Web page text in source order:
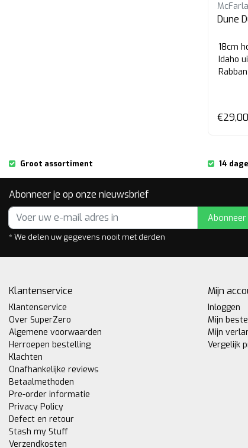
Dune
18cm
Idaho
€29,00
Groot assortiment 14
Abonneer je op onze nieuwsbrief
Abonneer
* We delen uw gegevens nooit met derden
Klantenservice
Klantenservice
Over SuperZero
Algemene voorwaarden
Herroepen bestelling
Klachten
Onafhankelijke reviews
Betaalmethoden
Pre-order informatie
Privacy Policy
Defect en retour
Stash my Stuff
Verzendkosten
Mijn
Inloggen
Mijn
Mijn
Vergelijk